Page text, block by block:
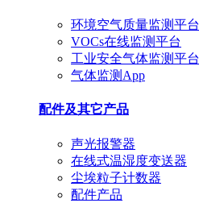
环境空气质量监测平台
VOCs在线监测平台
工业安全气体监测平台
气体监测App
配件及其它产品
声光报警器
在线式温湿度变送器
尘埃粒子计数器
配件产品